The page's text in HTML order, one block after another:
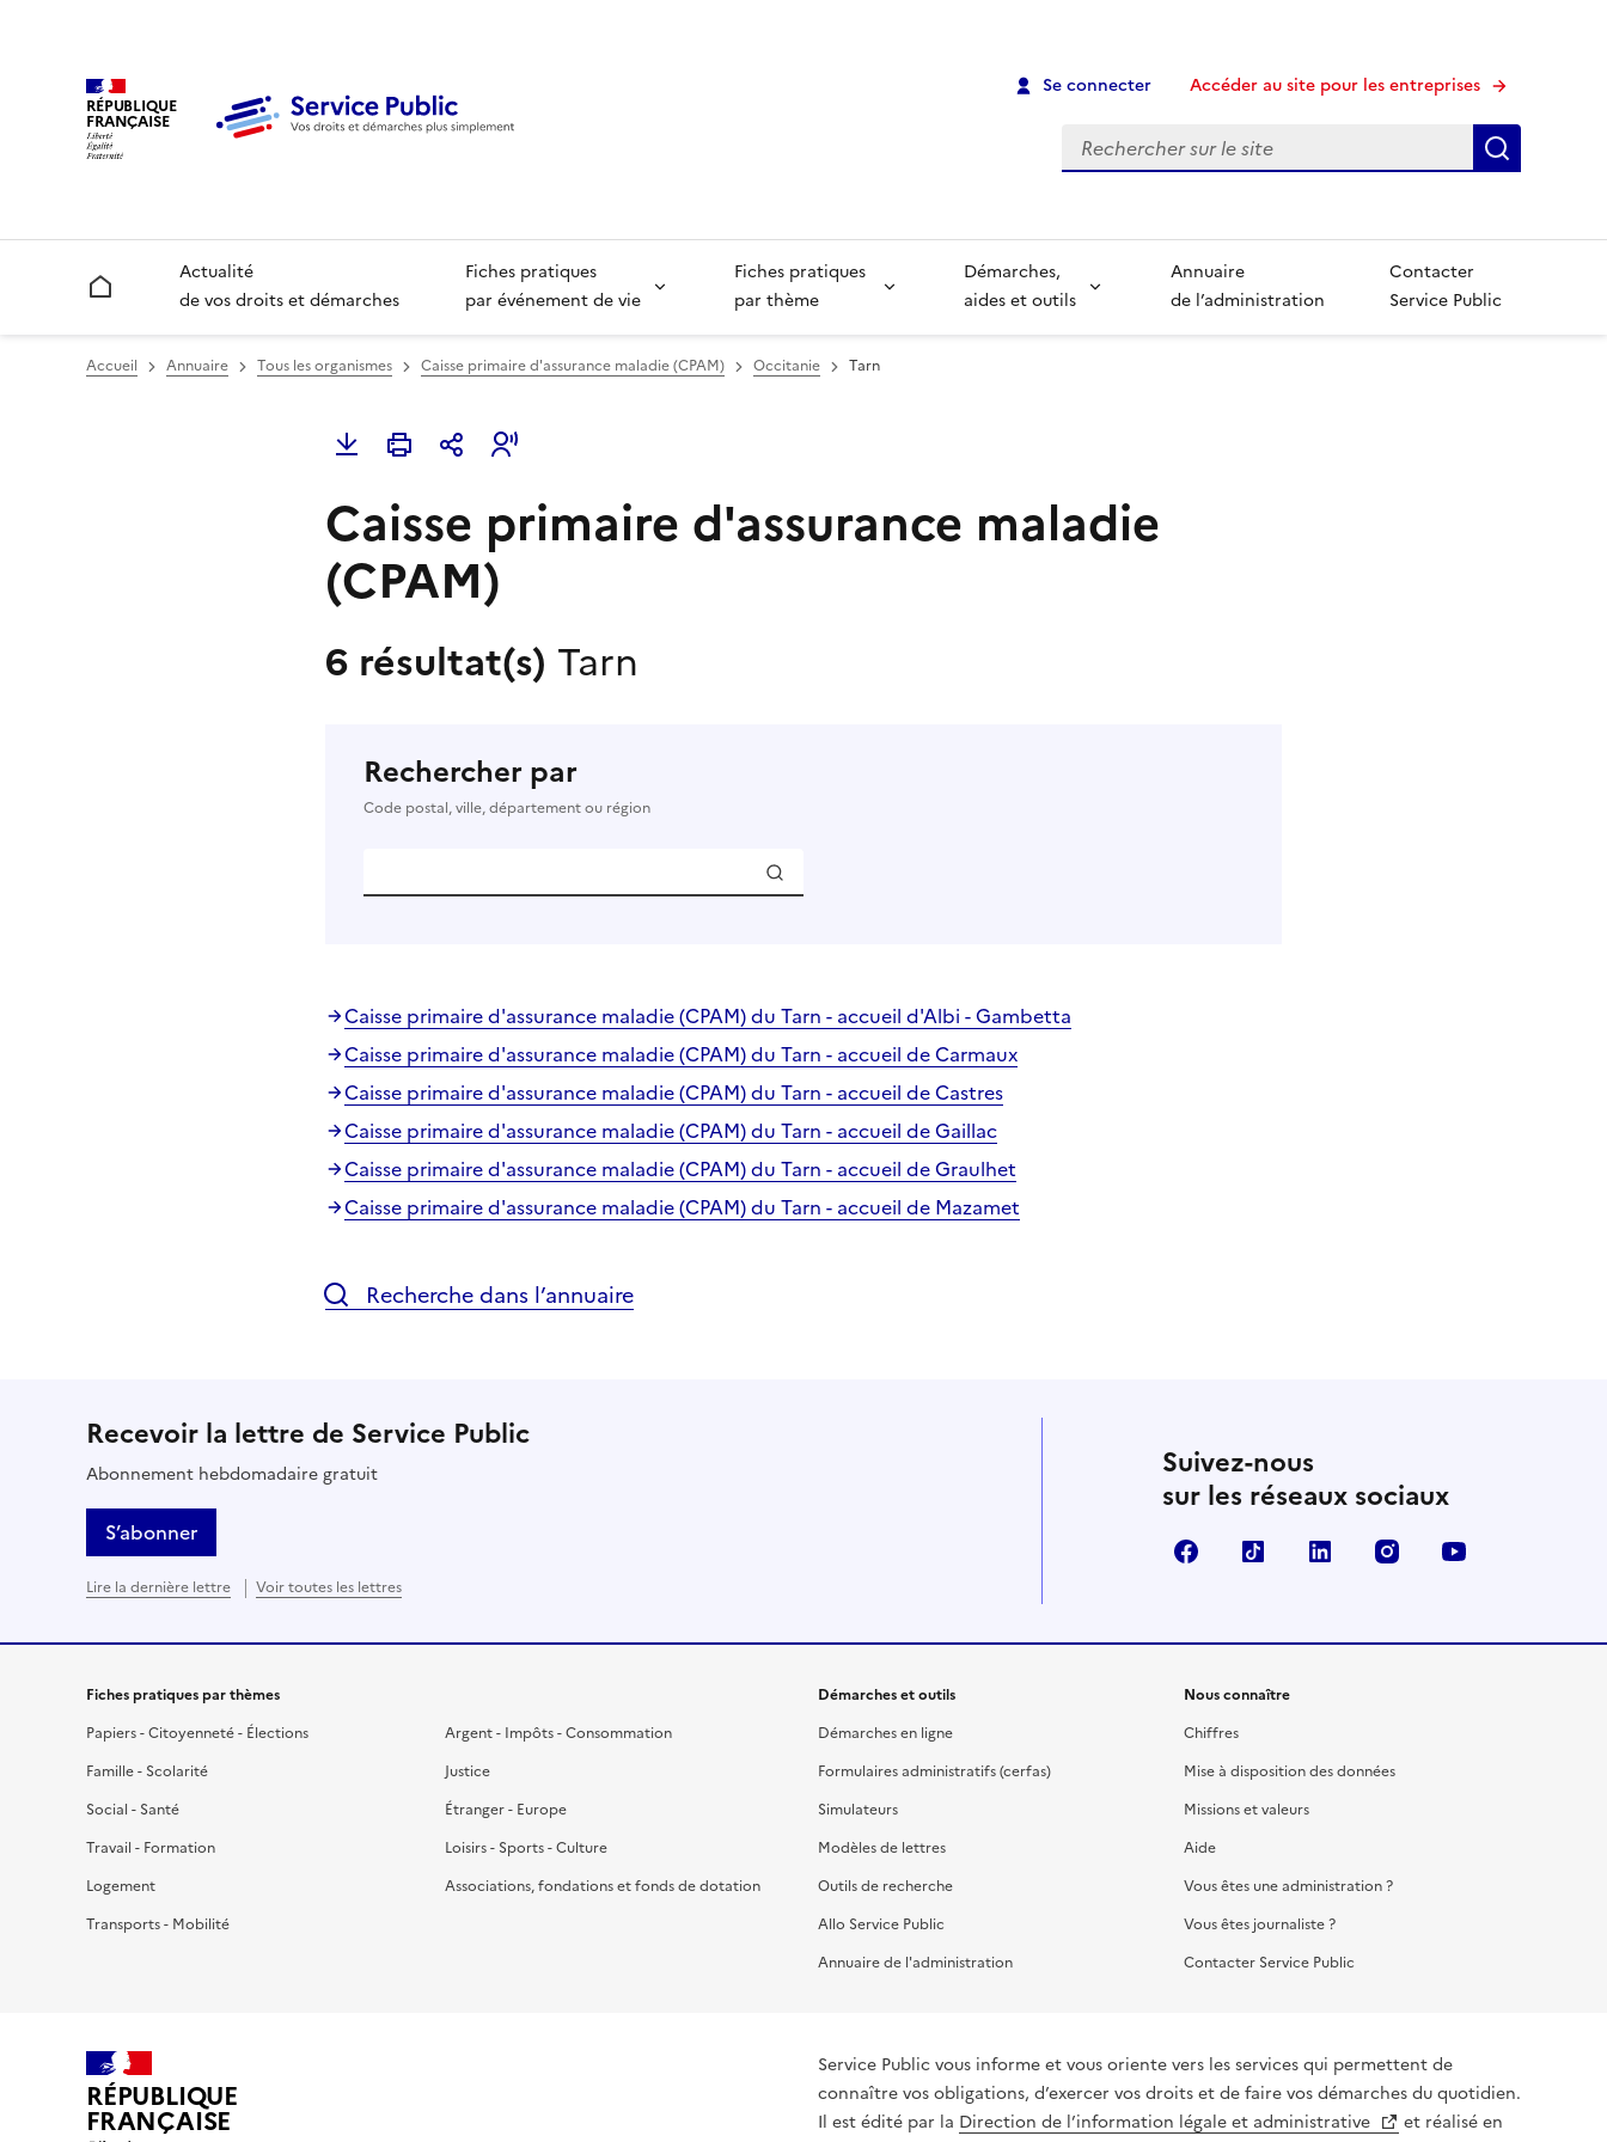
RÉPUBLIQUE
FRANÇAISE
Se connecter Accéder au site pour les entreprises
Recherche
Accueil
Actualité
de vos droits et démarches
Fiches pratiques
par événement de vie
Fiches pratiques
par thème
Démarches,
aides et outils
Annuaire
de l’administration
Contacter
Service Public
Accueil Annuaire Tous les organismes Caisse primaire d'assurance maladie (CPAM) Occitanie Tarn
Caisse primaire d'assurance maladie
(CPAM)
6 résultat(s) Tarn
Rechercher par
Code postal, ville, département ou région
Caisse primaire d'assurance maladie (CPAM) du Tarn - accueil d'Albi - Gambetta
Caisse primaire d'assurance maladie (CPAM) du Tarn - accueil de Carmaux
Caisse primaire d'assurance maladie (CPAM) du Tarn - accueil de Castres
Caisse primaire d'assurance maladie (CPAM) du Tarn - accueil de Gaillac
Caisse primaire d'assurance maladie (CPAM) du Tarn - accueil de Graulhet
Caisse primaire d'assurance maladie (CPAM) du Tarn - accueil de Mazamet
Recherche dans l’annuaire
Recevoir la lettre de Service Public
Abonnement hebdomadaire gratuit
S’abonner
Lire la dernière lettre Voir toutes les lettres
Suivez-nous
sur les réseaux sociaux
FacebookTikTok LinkedIn Instagram
Fiches pratiques par thèmes
Papiers - Citoyenneté - Élections
Famille - Scolarité
Social - Santé
Travail - Formation
Logement
Transports - Mobilité
Argent - Impôts - Consommation
Justice
Étranger - Europe
Loisirs - Sports - Culture
Associations, fondations et fonds de dotation
Démarches et outils
Démarches en ligne
Formulaires administratifs (cerfas)
Simulateurs
Modèles de lettres
Outils de recherche
Allo Service Public
Annuaire de l'administration
Nous connaître
Chiffres
Mise à disposition des données
Missions et valeurs
Aide
Vous êtes une administration ?
Vous êtes journaliste ?
Contacter Service Public
RÉPUBLIQUE
FRANÇAISE
Service Public vous informe et vous oriente vers les services qui permettent de
connaître vos obligations, d’exercer vos droits et de faire vos démarches du quotidien.
Il est édité par la Direction de l’information légale et administrative
et réalisé en